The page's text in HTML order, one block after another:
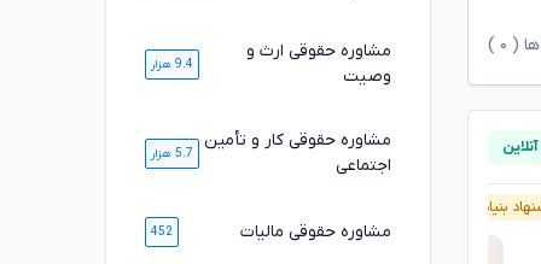
( ۰
بنیاد وکلا
مشاوره حقوقی ارث و
وصیت
9.4 هزار
مشاوره حقوقی کار و تأمین
اجتماعی
5.7 هزار
مشاوره حقوقی مالیات 452